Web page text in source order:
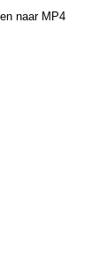
naar MP4